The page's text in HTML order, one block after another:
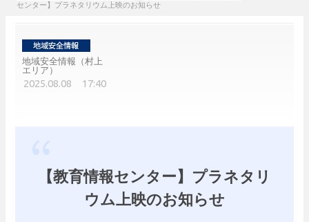
センター】プラネタリウム上映のお知らせ
地域安全情報（村上
エリア）
2025.08.08 17:40
【教育情報センター】プラネタリ
ウム上映のお知らせ